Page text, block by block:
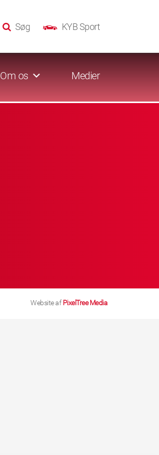
KYB Sport
Søg
Om os Medier
Website afPixelTree Media